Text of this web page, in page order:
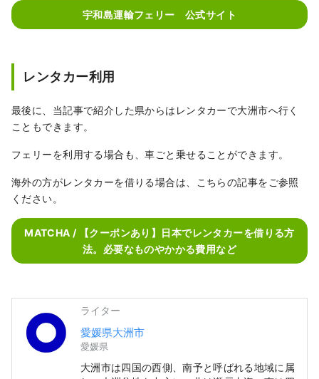
宇和島運輸フェリー 公式サイト
レンタカー利用
最後に、当記事で紹介した県からはレンタカーで大洲市へ行く
こともできます。
フェリーを利用する場合も、車ごと乗せることができます。
海外の方がレンタカーを借りる場合は、こちらの記事をご参照
ください。
MATCHA / 【クーポンあり】日本でレンタカーを借りる方
法。必要なものやかかる費用など
ライター
愛媛県大洲市
愛媛県
大洲市は四国の西側、南予と呼ばれる地域に属